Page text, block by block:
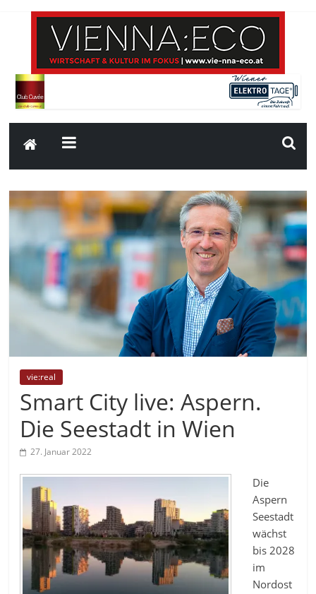
vie:real
Smart City live: Aspern.
Die Seestadt in Wien
27. Januar 2022
Die
Aspern
Seestadt
wächst
bis 2028
im
Nordost